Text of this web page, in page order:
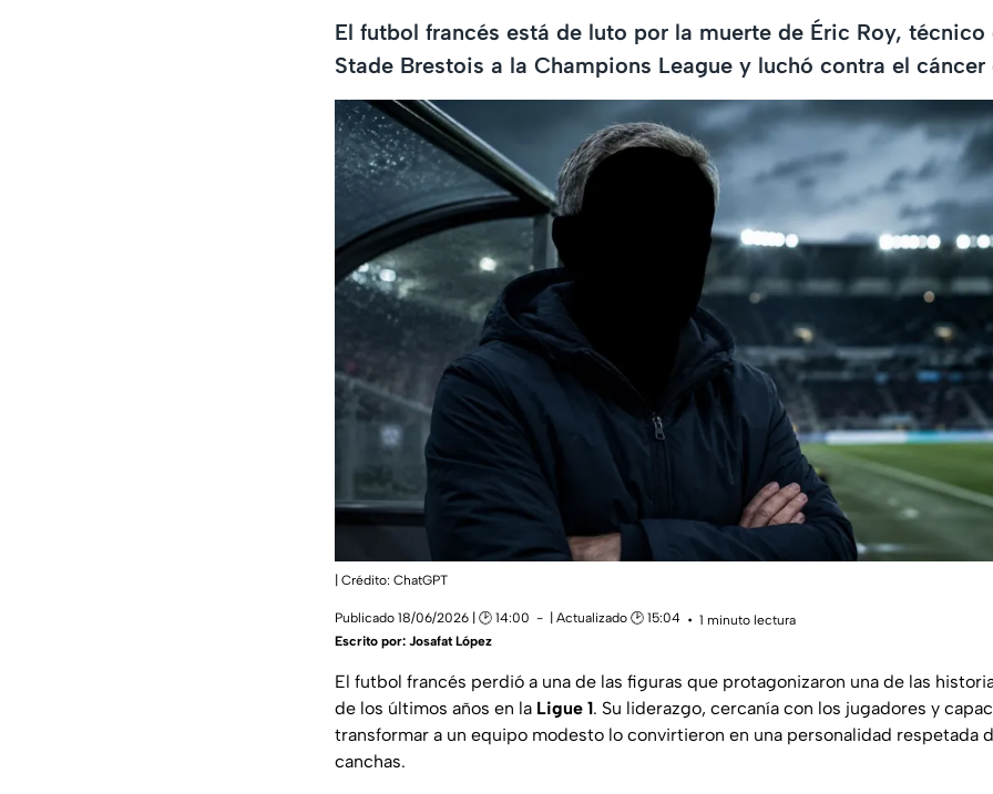
El futbol francés está de luto por la muerte de Éric Roy, técnico
Stade Brestois a la Champions League y luchó contra el cáncer
| Crédito: ChatGPT
Publicado 18/06/2026 | 🕑 14:00 | Actualizado 🕑 15:04
1 minuto lectura
Escrito por: Josafat López
El futbol francés perdió a una de las figuras que protagonizaron una de las
de los últimos años en la Ligue 1. Su liderazgo, cercanía con los jugadores y
transformar a un equipo modesto lo convirtieron en una personalidad respetada
canchas.